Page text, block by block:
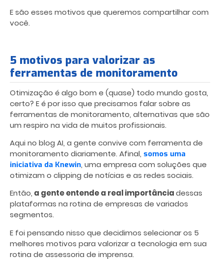
E são esses motivos que queremos compartilhar com
você.
5 motivos para valorizar as
ferramentas de monitoramento
Otimização é algo bom e (quase) todo mundo gosta,
certo? E é por isso que precisamos falar sobre as
ferramentas de monitoramento, alternativas que são
um respiro na vida de muitos profissionais.
Aqui no blog AI, a gente convive com ferramenta de
monitoramento diariamente. Afinal, somos uma
iniciativa da Knewin, uma empresa com soluções que
otimizam o clipping de notícias e as redes sociais.
Então, a gente entende a real importânciadessas
plataformas na rotina de empresas de variados
segmentos.
E foi pensando nisso que decidimos selecionar os 5
melhores motivos para valorizar a tecnologia em sua
rotina de assessoria de imprensa.